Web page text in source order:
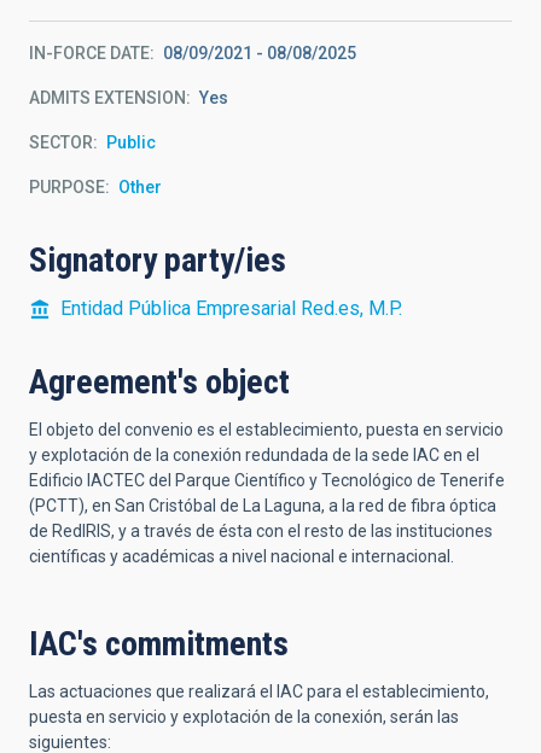
IN-FORCE DATE 08/09/2021 - 08/08/2025
ADMITS EXTENSION Yes
SECTOR Public
PURPOSE Other
Signatory party/ies
Entidad Pública Empresarial Red.es, M.P.
Agreement's object
El objeto del convenio es el establecimiento, puesta en servicio
y explotación de la conexión redundada de la sede IAC en el
Edificio IACTEC del Parque Científico y Tecnológico de Tenerife
(PCTT), en San Cristóbal de La Laguna, a la red de fibra óptica
de RedIRIS, y a través de ésta con el resto de las instituciones
científicas y académicas a nivel nacional e internacional.
IAC's commitments
Las actuaciones que realizará el IAC para el establecimiento,
puesta en servicio y explotación de la conexión, serán las
siguientes: